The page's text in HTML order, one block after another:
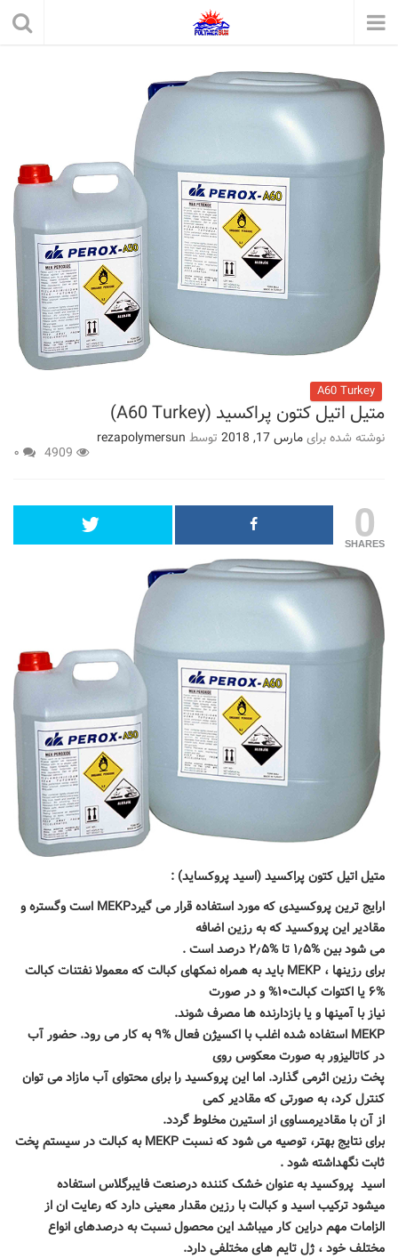
A60 Turkey
متیل اتیل کتون پراکسید (A60 Turkey)
نوشته شده برایمارس 17, 2018 توسط rezapolymersun
0
SHARES
متیل اتیل کتون پراکسید (اسید پروکساید) :
ارایج ترین پروکسیدی که مورد استفاده قرار می گیردMEKP است وگستره و
مقادیر این پروکسید که به رزین اضافه
می شود بین %۱ ٫۵ تا %۲ ٫۵ درصد است .
برای رزینها ، MEKPباید به همراه نمکهای کبالت که معمولا نفتنات کبالت
%۶ یا اکتوات کبالت۱۰% و در صورت
نیاز با آمینها و یا بازدارنده ها مصرف شوند.
MEKP
استفاده شده اغلب با اکسیژن فعال %۹ به کار می رود. حضور آب
در کاتالیزور به صورت معکوس روی
پخت رزین اثرمی گذارد. اما این پروکسید را برای محتوای آب مازاد می توان
کنترل کرد، به صورتی که مقادیر کمی
از آن با مقادیرمساوی از استیرن مخلوط گردد.
برای نتایج بهتر، توصیه می شود که نسبتMEKPبه کبالت در سیستم پخت
ثابت نگهداشته شود .
اسید پروکسید به عنوان خشک کننده درصنعت فایبرگلاس استفاده
میشودترکیب اسید و کبالت با رزین مقدار معینی دارد که رعایت ان از
الزامات مهمدراین کار میباشداین محصول نسبت به درصدهای انواع
مختلف خود ، ژل تایم های مختلفی دارد.